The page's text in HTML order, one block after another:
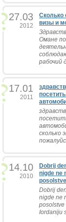
27.03
2012
Сколько
визы и
Омане по
рабочий
17.01
2011
сколько
14.10
2010
Dobrij
nigde ne
Dobrij
nigde ne
posolstve
Iordaniju